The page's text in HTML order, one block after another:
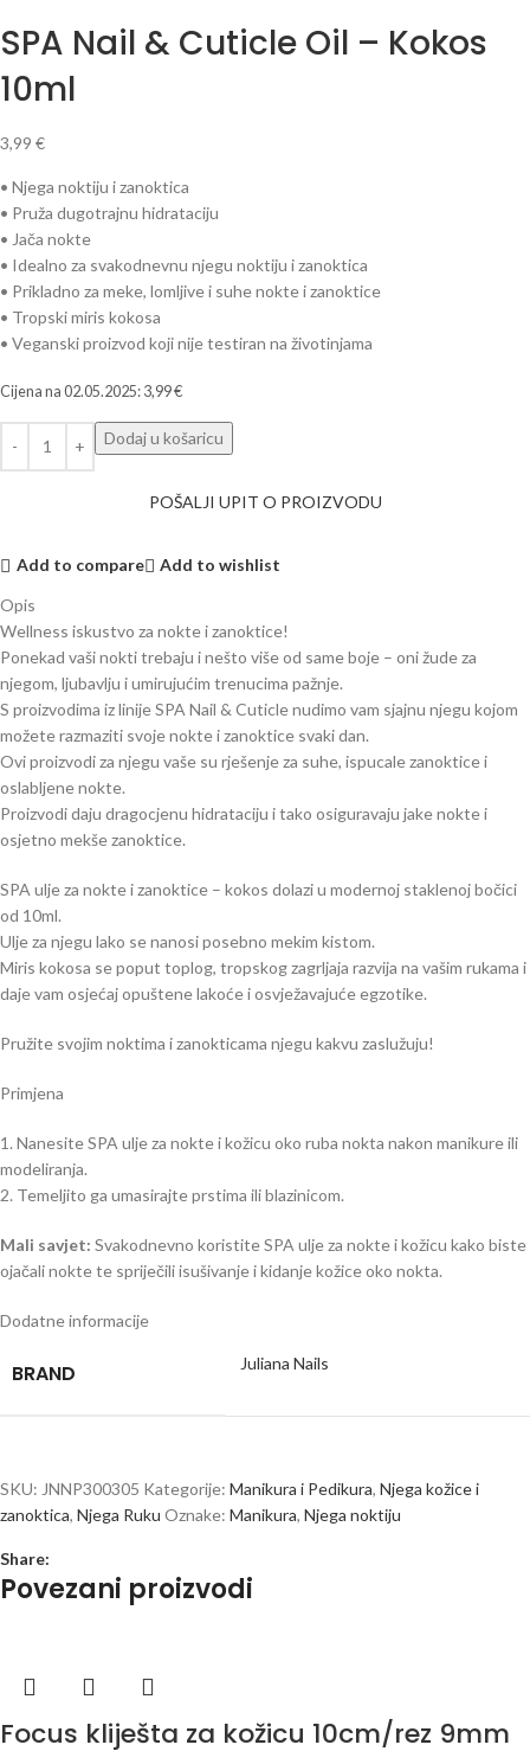
SPA Nail & Cuticle Oil – Kokos
10ml
3,99 €
• Njega noktiju i zanoktica
• Pruža dugotrajnu hidrataciju
• Jača nokte
• Idealno za svakodnevnu njegu noktiju i zanoktica
• Prikladno za meke, lomljive i suhe nokte i zanoktice
• Tropski miris kokosa
• Veganski proizvod koji nije testiran na životinjama
Cijena na 02.05.2025: 3,99€
Dodaj u košaricu
POŠALJI UPIT O PROIZVODU
Add to compare
Add to wishlist
Opis
Wellness iskustvo za nokte i zanoktice!
Ponekad vaši nokti trebaju i nešto više od same boje – oni žude za
njegom, ljubavlju i umirujućim trenucima pažnje.
S proizvodima iz linije SPA Nail & Cuticle nudimo vam sjajnu njegu kojom
možete razmaziti svoje nokte i zanoktice svaki dan.
Ovi proizvodi za njegu vaše su rješenje za suhe, ispucale zanoktice i
oslabljene nokte.
Proizvodi daju dragocjenu hidrataciju i tako osiguravaju jake nokte i
osjetno mekše zanoktice.
SPA ulje za nokte i zanoktice – kokos dolazi u modernoj staklenoj bočici
od 10ml.
Ulje za njegu lako se nanosi posebno mekim kistom.
Miris kokosa se poput toplog, tropskog zagrljaja razvija na vašim rukama i
daje vam osjećaj opuštene lakoće i osvježavajuće egzotike.
Pružite svojim noktima i zanokticama njegu kakvu zaslužuju!
Primjena
1. Nanesite SPA ulje za nokte i kožicu oko ruba nokta nakon manikure ili
modeliranja.
2. Temeljito ga umasirajte prstima ili blazinicom.
Mali savjet: Svakodnevno koristite SPA ulje za nokte i kožicu kako biste
ojačali nokte te spriječili isušivanje i kidanje kožice oko nokta.
Dodatne informacije
BRAND Juliana Nails
SKU: JNNP300305 Kategorije: Manikura i Pedikura, Njega kožice i
zanoktica, Njega Ruku Oznake: Manikura, Njega noktiju
Share:
Povezani proizvodi
Focus kliješta za kožicu 10cm/rez 9mm